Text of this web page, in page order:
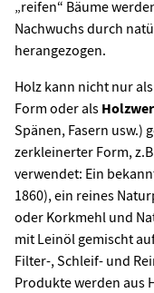
„reifen“ Bäume
Nachwuchs durch
herangezogen.
Holz kann nicht nur
Form oder als
Spänen, Fasern usw.)
zerkleinerter Form,
verwendet: Ein
1860), ein reines
oder Korkmehl und
mit Leinöl gemischt
Filter-, Schleif- und
Produkte werden aus